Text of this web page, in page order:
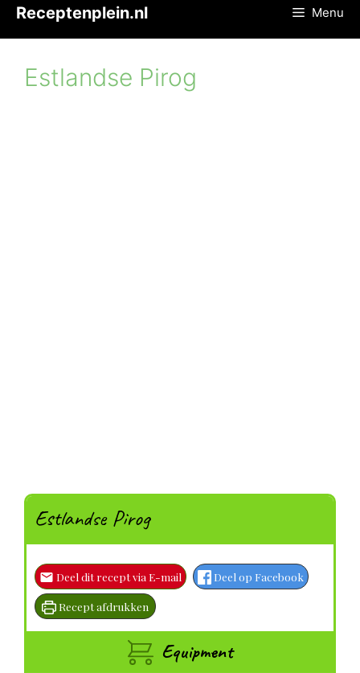
inhoud
Receptenplein.nl Menu
Estlandse Pirog
Estlandse Pirog
Deel dit recept via E-mail Deel op Facebook
Recept afdrukken
Equipment